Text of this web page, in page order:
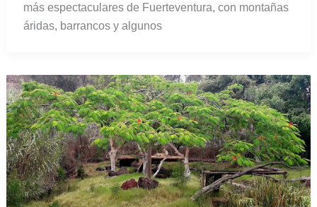
más espectaculares de Fuerteventura, con montañas
áridas, barrancos y algunos